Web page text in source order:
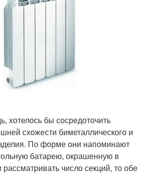
хотелось бы сосредоточить
схожести биметаллического и
По форме они напоминают
батарею, окрашенную в
число секций, то обе